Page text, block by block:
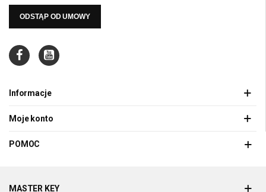
ODSTĄP OD UMOWY
Informacje
Moje konto
POMOC
MASTER KEY